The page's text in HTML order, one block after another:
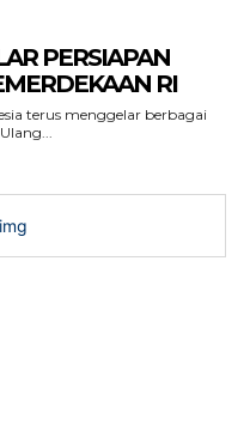
PERSIAPAN
RI
terus menggelar berbagai